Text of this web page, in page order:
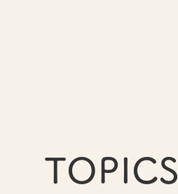
TOPICS